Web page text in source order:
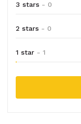
3 stars - 0
2 stars - 0
1 star - 1